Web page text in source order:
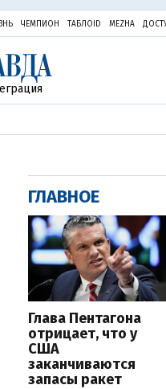
ЧЕМПИОН ТАБЛОID MEZHA
ГЛАВНОЕ
Глава Пентагона
отрицает, что у
США
заканчиваются
запасы ракет